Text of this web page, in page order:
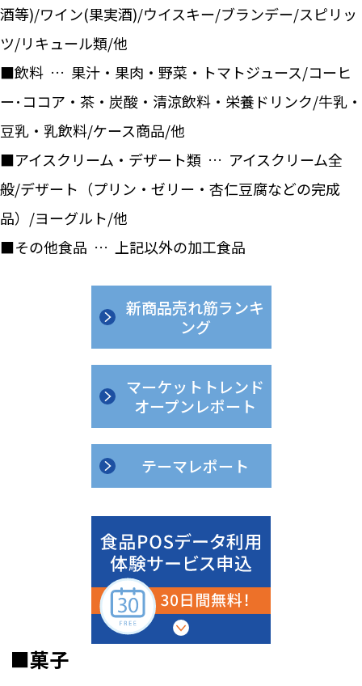
酒等)/ワイン(果実酒)/ウイスキー/ブランデー/スピリッ
ツ/リキュール類/他
■飲料 … 果汁・果肉・野菜・トマトジュース/コーヒ
ー･ココア・茶・炭酸・清涼飲料・栄養ドリンク/牛乳・
豆乳・乳飲料/ケース商品/他
■アイスクリーム・デザート類 … アイスクリーム全
般/デザート（プリン・ゼリー・杏仁豆腐などの完成
品）/ヨーグルト/他
■その他食品 … 上記以外の加工食品
新商品売れ筋ランキ
ング
マーケットトレンド
オープンレポート
テーマレポート
■菓子